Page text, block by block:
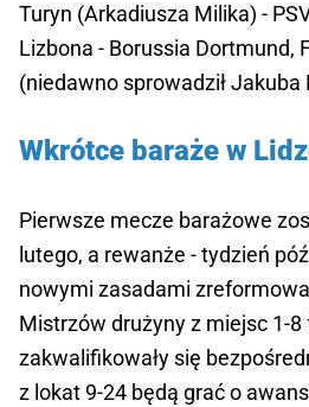
Turyn (Arkadiusza Milika) -
Lizbona - Borussia Dortmund,
(niedawno sprowadził Jakuba
Wkrótce baraże w
Pierwsze mecze barażowe
lutego, a rewanże - tydzień
nowymi zasadami
Mistrzów drużyny z miejsc 1-8
zakwalifikowały się
z lokat 9-24 będą grać o